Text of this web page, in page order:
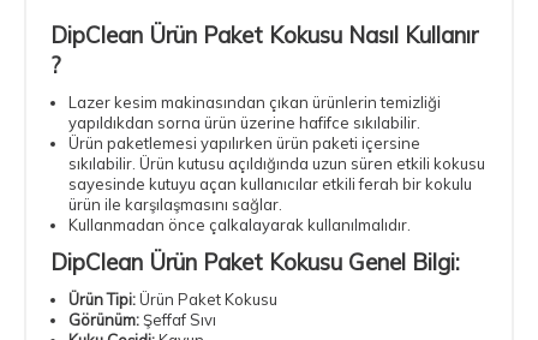
DipClean Ürün Paket Kokusu Nasıl Kullanır
?
Lazer kesim makinasından çıkan ürünlerin temizliği
yapıldıkdan sorna ürün üzerine hafifce sıkılabilir.
Ürün paketlemesi yapılırken ürün paketi içersine
sıkılabilir. Ürün kutusu açıldığında uzun süren etkili kokusu
sayesinde kutuyu açan kullanıcılar etkili ferah bir kokulu
ürün ile karşılaşmasını sağlar.
Kullanmadan önce çalkalayarak kullanılmalıdır.
DipClean Ürün Paket Kokusu Genel Bilgi:
Ürün Tipi:Ürün Paket Kokusu
Görünüm:Şeffaf Sıvı